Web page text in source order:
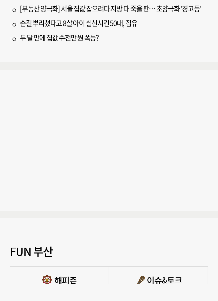
[부동산 양극화] 서울 집값 잡으려다 지방 다 죽을 판… 초양극화 '경고등'
손길 뿌리쳤다고 8살 아이 실신시킨 50대, 집유
두 달 만에 집값 수천만 원 폭등?
FUN 부산